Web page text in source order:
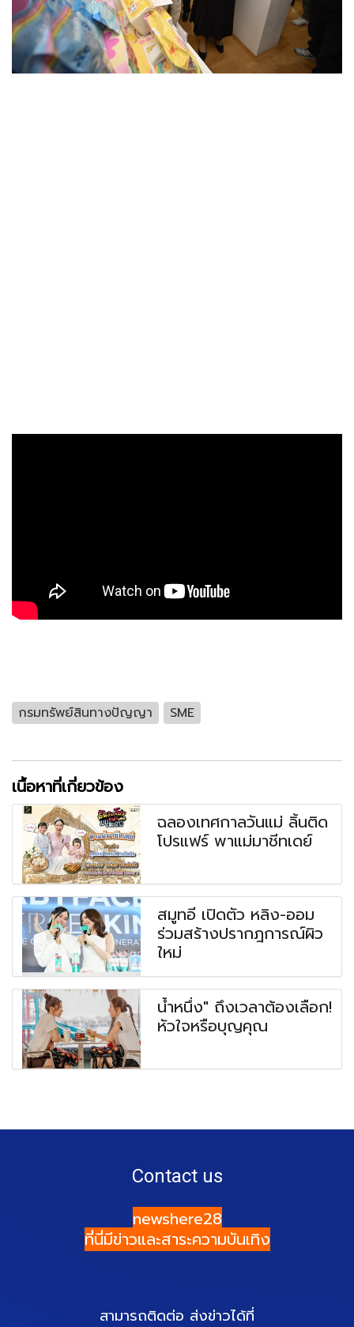
กรมทรัพย์สินทางปัญญา SME
เนื้อหาที่เกี่ยวข้อง
ฉลองเทศกาลวันแม่ ลิ้นติด
โปรแฟร์ พาแม่มาชีทเดย์
สมูทอี เปิดตัว หลิง-ออม
ร่วมสร้างปรากฎการณ์ผิว
ใหม่
น้ำหนึ่ง" ถึงเวลาต้องเลือก!
หัวใจหรือบุญคุณ
Contact us
newshere28
ที่นี่มีข่าวและสาระความบันเทิง
สามารถติดต่อ ส่งข่าวได้ที่